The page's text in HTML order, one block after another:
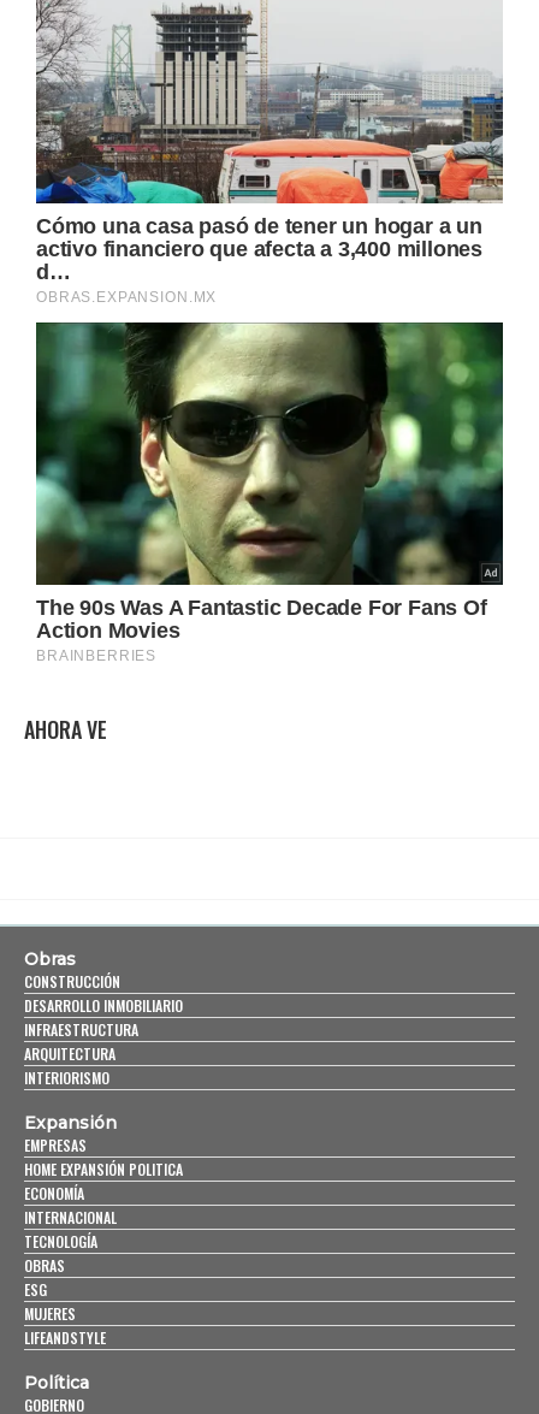
AHORA VE
Obras
CONSTRUCCIÓN
DESARROLLO INMOBILIARIO
INFRAESTRUCTURA
ARQUITECTURA
INTERIORISMO
Expansión
EMPRESAS
HOME EXPANSIÓN POLITICA
ECONOMÍA
INTERNACIONAL
TECNOLOGÍA
OBRAS
ESG
MUJERES
LIFEANDSTYLE
Política
GOBIERNO